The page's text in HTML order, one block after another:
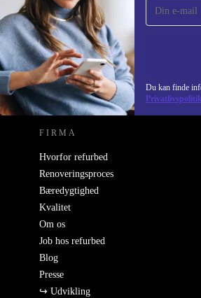
Du kan finde
Gå aldrig glip af et tilbud
REFURBED DANMARK -
FIRMA
Hvorfor refurbed
Renoveringsproces
Bæredygtighed
Kvalitet
Om os
Job hos refurbed
Blog
Presse
↪ Udvikling